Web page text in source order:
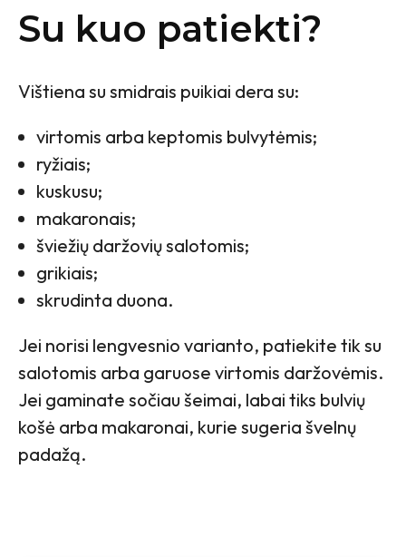
Su kuo patiekti?
Vištiena su smidrais puikiai dera su:
virtomis arba keptomis bulvytėmis;
ryžiais;
kuskusu;
makaronais;
šviežių daržovių salotomis;
grikiais;
skrudinta duona.
Jei norisi lengvesnio varianto, patiekite tik su
salotomis arba garuose virtomis daržovėmis.
Jei gaminate sočiau šeimai, labai tiks bulvių
košė arba makaronai, kurie sugeria švelnų
padažą.